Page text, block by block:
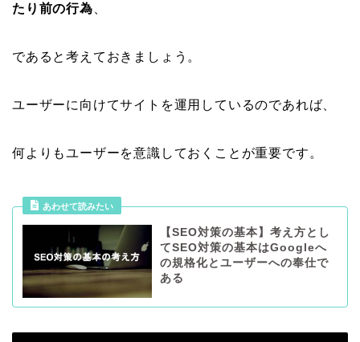
たり前の行為
であると考えておきましょう。
ユーザーに向けてサイトを運用しているのであれば、
何よりもユーザーを意識しておくことが重要です。
あわせて読みたい
【SEO対策の基本】考え方とし
てSEO対策の基本はGoogleへ
の規格化とユーザーへの奉仕で
ある